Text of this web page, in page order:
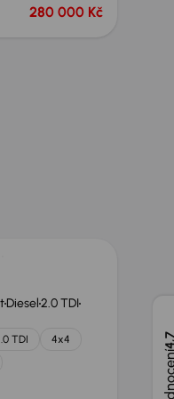
280 000 Kč
Diesel2.0 TDI
TDI
4x4